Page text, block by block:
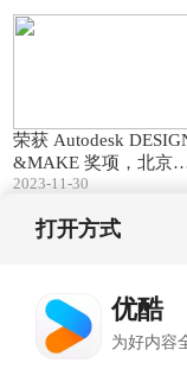
荣获 Autodesk
&MAKE 奖项，北京
术中心树立中国智能建
2023-11-30
打开方式
优酷
为好内容